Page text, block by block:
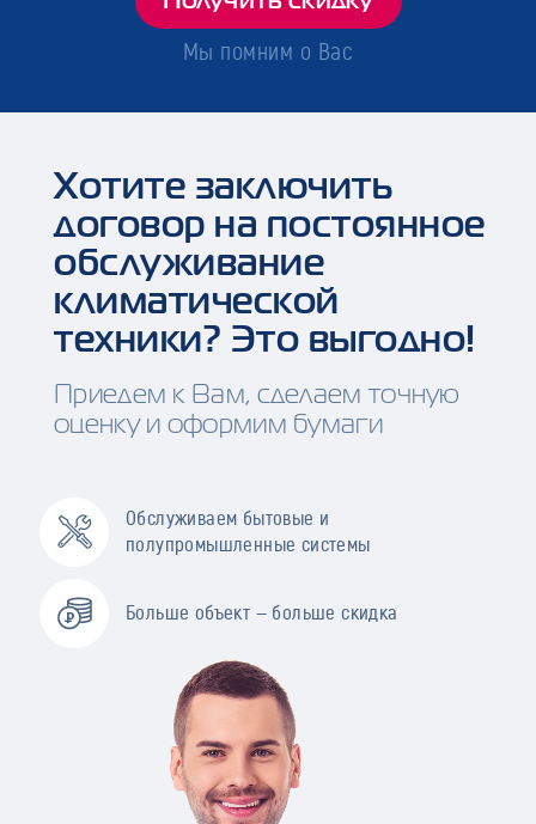
Мы помним о Вас
Хотите заключить
договор на постоянное
обслуживание
климатической
техники? Это выгодно!
Приедем к Вам, сделаем точную
оценку и оформим бумаги
Обслуживаем бытовые и
полупромышленные системы
Больше объект — больше скидка